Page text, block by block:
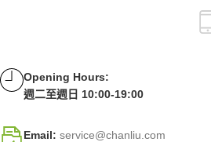
Opening Hours:
週二至週日 10:00-19:00
Email: service@chanliu.com